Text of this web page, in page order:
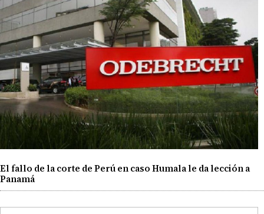
El fallo de la corte de Perú en caso Humala le da lección a
Panamá